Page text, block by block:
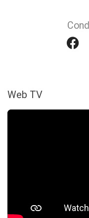
Web TV